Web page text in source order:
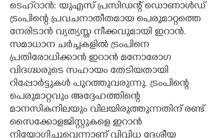
LITERATURE
ZOOM
CONTACT US
ടെഹ്‌റാന്‍: യുഎസ് പ്രസിഡന്റ് ഡൊണാള്‍ഡ്
ട്രംപിന്റെ പ്രവചനാതീതമായ പെരുമാറ്റത്തെ
നേരിടാന്‍ വ്യത്യസ്ത നീക്കവുമായി ഇറാന്‍.
സമാധാന ചര്‍ച്ചകളില്‍ ട്രംപിനെ
പ്രതിരോധിക്കാന്‍ ഇറാന്‍ മനോരോഗ
വിദഗ്ദ്ധരുടെ സഹായം തേടിയതായി
റിപ്പോര്‍ട്ടുകള്‍ പുറത്തുവരുന്നു. ട്രംപിന്റെ
പെരുമാറ്റവും അദ്ദേഹത്തിന്റെ
മാനസികനിലയും വിലയിരുത്തുന്നതിന് രണ്ട്
സൈക്കോളജിസ്റ്റുകളെ ഇറാന്‍